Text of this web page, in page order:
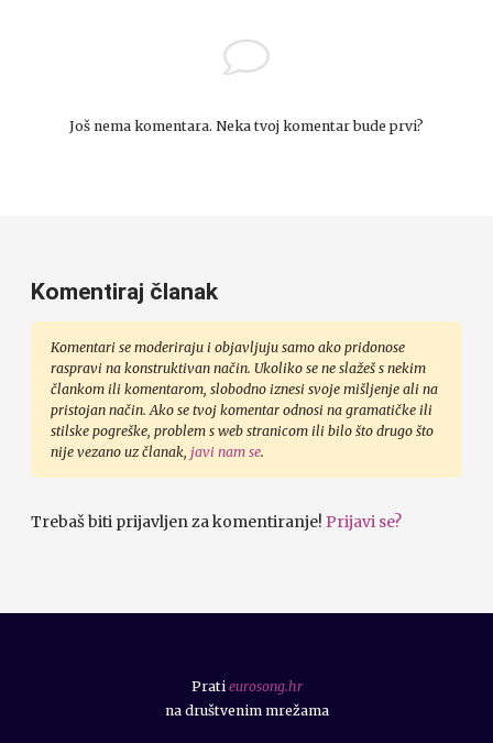
Još nema komentara. Neka tvoj komentar bude prvi?
Komentiraj članak
Komentari se moderiraju i objavljuju samo ako pridonose
raspravi na konstruktivan način. Ukoliko se ne slažeš s nekim
člankom ili komentarom, slobodno iznesi svoje mišljenje ali na
pristojan način. Ako se tvoj komentar odnosi na gramatičke ili
stilske pogreške, problem s web stranicom ili bilo što drugo što
nije vezano uz članak, javi nam se.
Trebaš biti prijavljen za komentiranje! Prijavi se?
Prati eurosong.hr
na društvenim mrežama